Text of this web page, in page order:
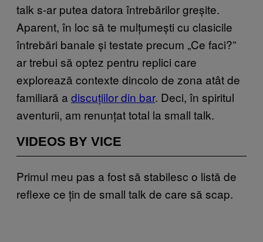
talk s-ar putea datora întrebărilor greșite.
Aparent, în loc să te mulțumești cu clasicile
întrebări banale și testate precum „Ce faci?”
ar trebui să optez pentru replici care
explorează contexte dincolo de zona atât de
familiară a discuțiilor din bar. Deci, în spiritul
aventurii, am renunțat total la small talk.
VIDEOS BY VICE
Primul meu pas a fost să stabilesc o listă de
reflexe ce țin de small talk de care să scap.